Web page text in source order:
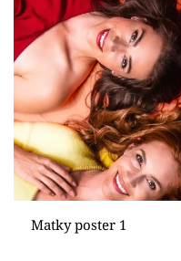
Youtubeři
Virály
Sex a vztahy
Videa
Sledujte prima+
Matky poster 1